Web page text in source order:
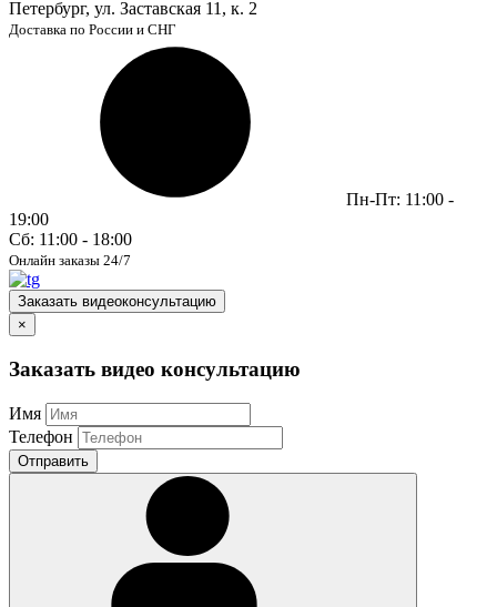
Петербург, ул. Заставская 11, к. 2
Доставка по России и СНГ
Пн-Пт: 11:00 -
19:00
Сб: 11:00 - 18:00
Онлайн заказы 24/7
Заказать видеоконсультацию
×
Заказать видео консультацию
Имя
Телефон
Отправить